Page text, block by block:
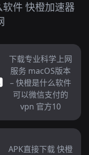
件 快橙加速器
下载专业科学上网
服务 macOS版本
– 快橙是什么软件
可以微信支付的
vpn 官方10
APK直接下载 快橙